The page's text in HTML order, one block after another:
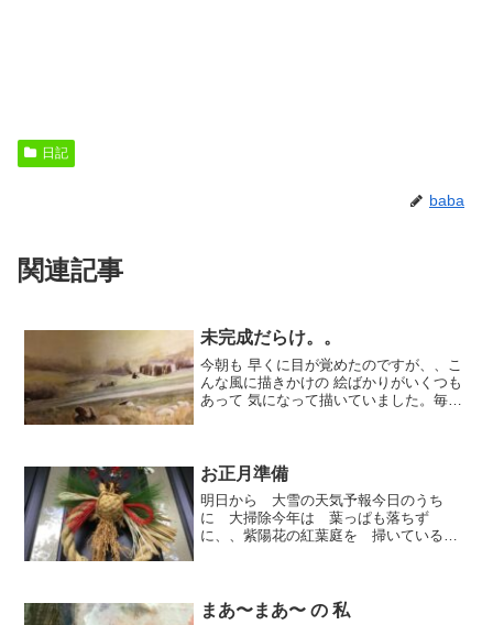
日記
baba
関連記事
未完成だらけ。。
今朝も 早くに目が覚めたのですが、、こ
んな風に描きかけの 絵ばかりがいくつも
あって 気になって描いていました。毎日
けない日もあ...
お正月準備
明日から 大雪の天気予報今日のうち
に 大掃除今年は 葉っぱも落ちず
に、、紫陽花の紅葉庭を 掃いている
が もうすぐやってくるのですね。
まあ〜まあ〜 の 私